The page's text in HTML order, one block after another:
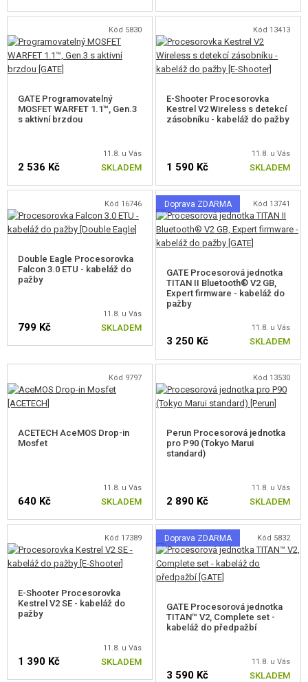
HOP-UP GUMIČKY AEG
ELEKTRONIKA, KABELÁŽ, KONEKTORY
AKTIVNÍ BRZDY
PŘÍSLUŠENSTVÍ K ELEKTRONICE
POJISTKY
KONEKTORY
SMRŠŤOVACÍ BUŽÍRKY A PÁSKY
MOTORY, PASTORKY
PRO ELEKTRICKÉ ZBRANĚ - VNĚJŠÍ
PRO ODSTŘELOVACÍ PUŠKY
TERČE, STŘELNICE
JÍDLO
REKLAMNÍ PŘEDMĚTY
Kód 5830
GATE Programovatelný
MOSFET WARFET 1.1™, Gen.3
s aktivní brzdou
11.8. u Vás
2 536 Kč SKLADEM
Kód 13413
E-Shooter Procesorovka
Kestrel V2 Wireless s detekcí
zásobníku - kabeláž do pažby
11.8. u Vás
1 590 Kč SKLADEM
Kód 16746
Double Eagle Procesorovka
Falcon 3.0 ETU - kabeláž do
pažby
11.8. u Vás
799 Kč SKLADEM
Doprava ZDARMA Kód 13741
GATE Procesorová jednotka
TITAN II Bluetooth® V2 GB,
Expert firmware - kabeláž do
pažby
11.8. u Vás
3 250 Kč SKLADEM
Kód 9797
ACETECH AceMOS Drop-in
Mosfet
11.8. u Vás
640 Kč SKLADEM
Kód 13530
Perun Procesorová jednotka
pro P90 (Tokyo Marui
standard)
11.8. u Vás
2 890 Kč SKLADEM
Kód 17389
E-Shooter Procesorovka
Kestrel V2 SE - kabeláž do
pažby
11.8. u Vás
1 390 Kč SKLADEM
Doprava ZDARMA Kód 5832
GATE Procesorová jednotka
TITAN™ V2, Complete set -
kabeláž do předpažbí
11.8. u Vás
3 590 Kč SKLADEM